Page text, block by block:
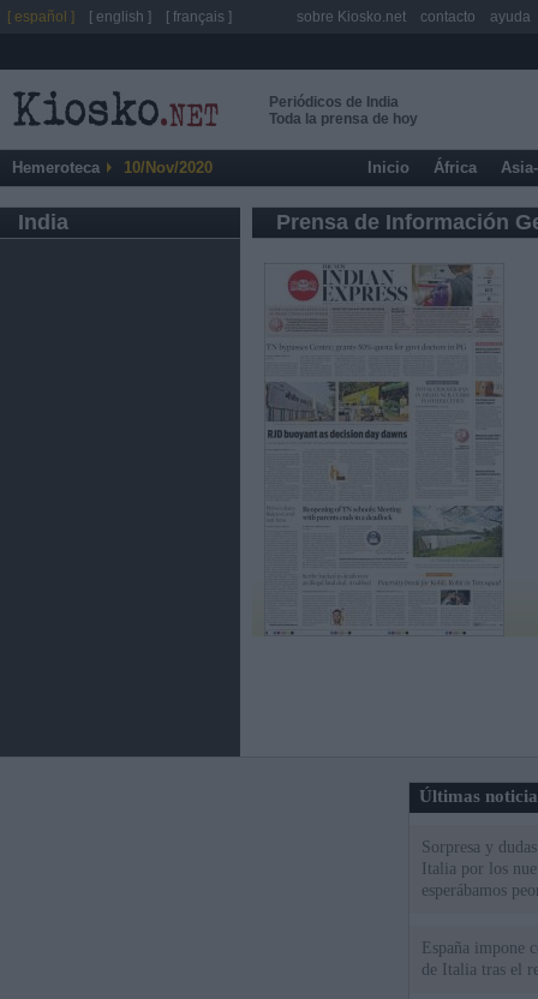
Periódicos de India
Toda la prensa de hoy
Hemeroteca 10/Nov/2020 Inicio África
India Prensa de Información
Últimas
Sorpresa y
Italia por los
esperábamos
España impone
de Italia tras el
[ español ] [ english ] [ français ] sobre Kiosko.net contacto ayuda